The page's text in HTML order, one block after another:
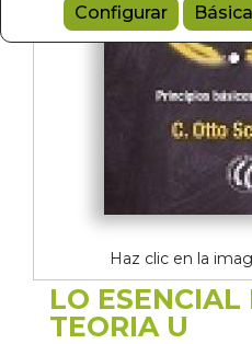
Configurar
Haz clic en la
LO ESENCIAL
TEORIA U